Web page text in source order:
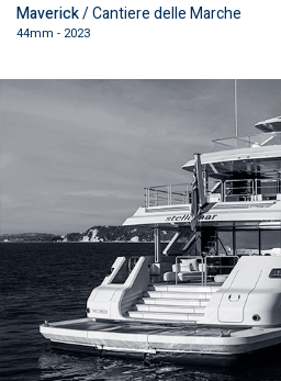
Maverick/ Cantiere delle Marche
44mm - 2023